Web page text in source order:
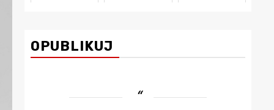
OPUBLIKUJ